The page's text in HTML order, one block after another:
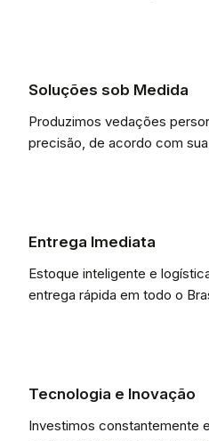
Soluções sob Medida
Produzimos vedações
precisão, de acordo com
Entrega Imediata
Estoque inteligente e
entrega rápida em todo o
Tecnologia e Inovação
Investimos constantemente